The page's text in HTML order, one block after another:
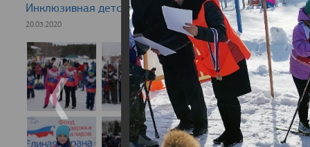
Инклюзивная детская гонка "Лыжня здоровья" 2020
20.03.2020